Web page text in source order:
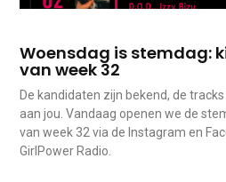
Woensdag is stemdag:
van week 32
De kandidaten zijn bekend, de
aan jou. Vandaag openen we de
van week 32 via de Instagram en
GirlPower Radio.